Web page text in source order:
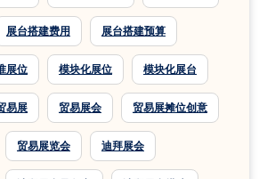
展台搭建费用 展台搭建预算
展位 模块化展位 模块化展台
易展 贸易展会 贸易展摊位创意
贸易展览会 迪拜展会